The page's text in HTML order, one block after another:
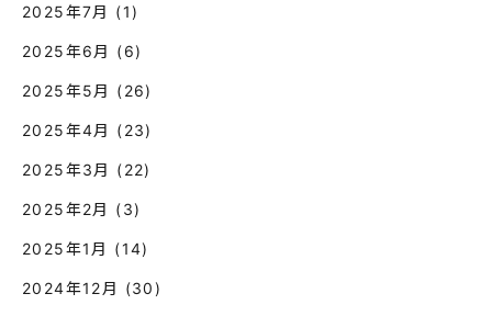
2025年7月 (1)
2025年6月 (6)
2025年5月 (26)
2025年4月 (23)
2025年3月 (22)
2025年2月 (3)
2025年1月 (14)
2024年12月 (30)